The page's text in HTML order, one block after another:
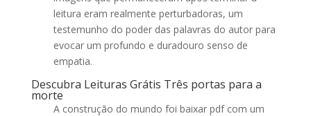
leitura eram realmente perturbadoras, um
testemunho do poder das palavras do autor para
evocar um profundo e duradouro senso de
empatia.
Descubra Leituras Grátis Três portas para a
morte
A construção do mundo foi baixar pdf com um